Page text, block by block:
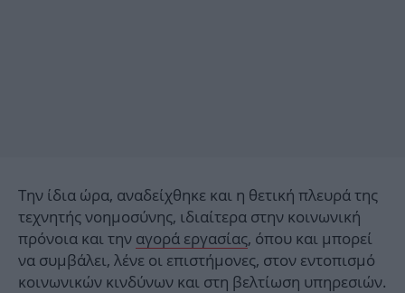
Την ίδια ώρα, αναδείχθηκε και η θετική πλευρά της
τεχνητής νοημοσύνης, ιδιαίτερα στην κοινωνική
πρόνοια και την αγορά εργασίας, όπου και μπορεί
να συμβάλει, λένε οι επιστήμονες, στον εντοπισμό
κοινωνικών κινδύνων και στη βελτίωση υπηρεσιών.